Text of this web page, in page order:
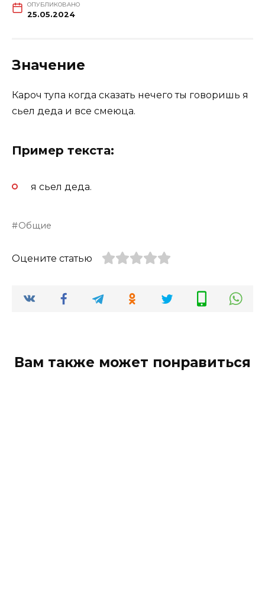
ОПУБЛИКОВАНО
25.05.2024
Значение
Кароч тупа когда сказать нечего ты говоришь я
сьел деда и все смеюца.
Пример текста:
я сьел деда.
Общие
Оцените статью
Вам также может понравиться